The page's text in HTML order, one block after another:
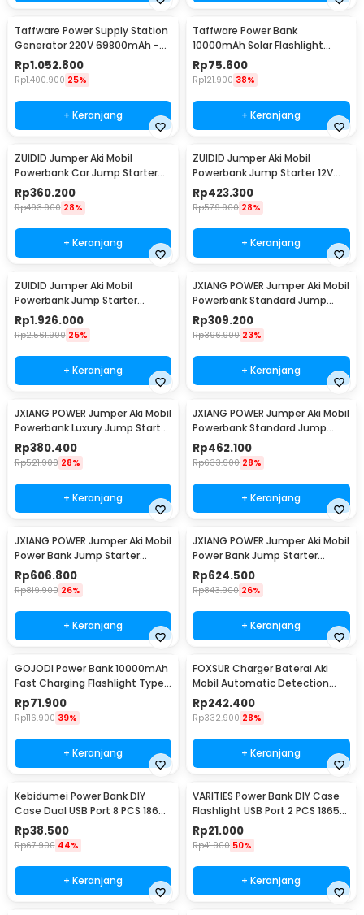
Taffware Power Supply Station
Generator 220V 69800mAh -
OKD180
Rp1.052.800
Rp1.400.900 25%
+ Keranjang
Taffware Power Bank
10000mAh Solar Flashlight
Waterproof Dual USB Port - PS-
P401
Rp75.600
Rp121.900 38%
+ Keranjang
ZUIDID Jumper Aki Mobil
Powerbank Car Jump Starter
12V 20000mAh 800A - R22
Rp360.200
Rp493.900 28%
+ Keranjang
ZUIDID Jumper Aki Mobil
Powerbank Jump Starter 12V
29800mAh - R26
Rp423.300
Rp579.900 28%
+ Keranjang
ZUIDID Jumper Aki Mobil
Powerbank Jump Starter
12V/24V 42000mAh 4000A -
R30
Rp1.926.000
Rp2.561.900 25%
+ Keranjang
JXIANG POWER Jumper Aki Mobil
Powerbank Standard Jump
Starter 10000mAh - JX57
Rp309.200
Rp396.900 23%
+ Keranjang
JXIANG POWER Jumper Aki Mobil
Powerbank Luxury Jump Starter
10000mAh - JX-008B
Rp380.400
Rp521.900 28%
+ Keranjang
JXIANG POWER Jumper Aki Mobil
Powerbank Standard Jump
Starter 20000mAh - JX27-Pro
Rp462.100
Rp633.900 28%
+ Keranjang
JXIANG POWER Jumper Aki Mobil
Power Bank Jump Starter
20000mAh - JX-27Pro
Rp606.800
Rp819.900 26%
+ Keranjang
JXIANG POWER Jumper Aki Mobil
Power Bank Jump Starter
20000mAh - JX-56Pro
Rp624.500
Rp843.900 26%
+ Keranjang
GOJODI Power Bank 10000mAh
Fast Charging Flashlight Type
C USB 22.5W - PB100W
Rp71.900
Rp116.900 39%
+ Keranjang
FOXSUR Charger Baterai Aki
Mobil Automatic Detection
180AH 12/24V - FBC122410D
Rp242.400
Rp332.900 28%
+ Keranjang
Kebidumei Power Bank DIY
Case Dual USB Port 8 PCS 18650
Flat Top - S8
Rp38.500
Rp67.900 44%
+ Keranjang
VARITIES Power Bank DIY Case
Flashlight USB Port 2 PCS 18650
Flat Top - V600
Rp21.000
Rp41.900 50%
+ Keranjang